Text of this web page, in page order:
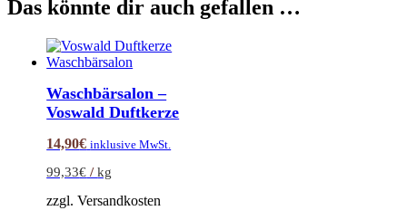
Das könnte dir auch gefallen …
Waschbärsalon –
Voswald Duftkerze
14,90€ inklusive MwSt.
99,33€ /kg
zzgl. Versandkosten